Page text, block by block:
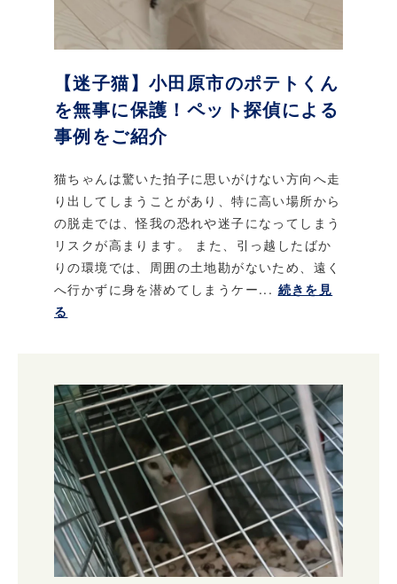
【迷子猫】小田原市のポテトくん
を無事に保護！ペット探偵による
事例をご紹介
猫ちゃんは驚いた拍子に思いがけない方向へ走
り出してしまうことがあり、特に高い場所から
の脱走では、怪我の恐れや迷子になってしまう
リスクが高まります。 また、引っ越したばか
りの環境では、周囲の土地勘がないため、遠く
へ行かずに身を潜めてしまうケー... 続きを見
る